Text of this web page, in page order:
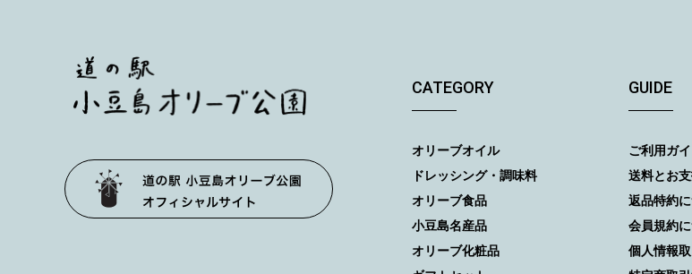
CATEGORY
オリーブオイル
ドレッシング・調味料
オリーブ食品
小豆島名産品
オリーブ化粧品
GUIDE
ご利用ガ
送料とお
返品特約
会員規約
個人情報